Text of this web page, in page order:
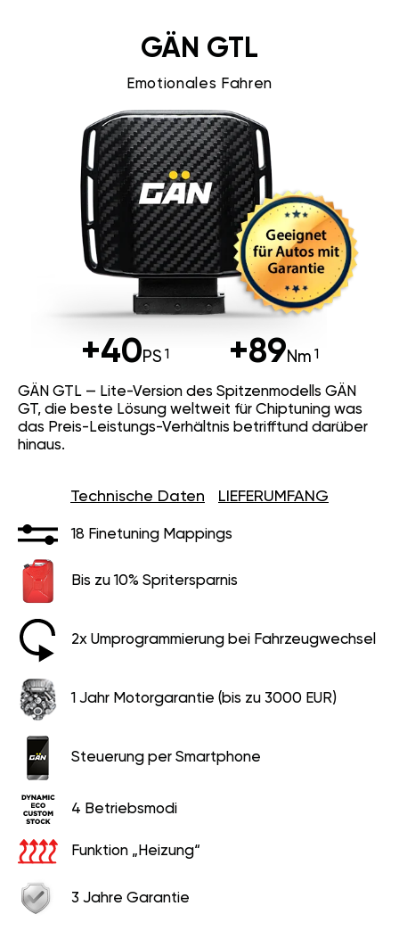
GÄN GTL
Emotionales Fahren
+40PS +89Nm
GÄN GTL — Lite-Version des Spitzenmodells GÄN
GT, die beste Lösung weltweit für Chiptuning was
das Preis-Leistungs-Verhältnis betrifftund darüber
hinaus.
Technische Daten LIEFERUMFANG
18 Finetuning Mappings
Bis zu 10% Spritersparnis
2x Umprogrammierung bei Fahrzeugwechsel
1 Jahr Motorgarantie (bis zu 3000 EUR)
Steuerung per Smartphone
4 Betriebsmodi
Funktion „Heizung“
3 Jahre Garantie